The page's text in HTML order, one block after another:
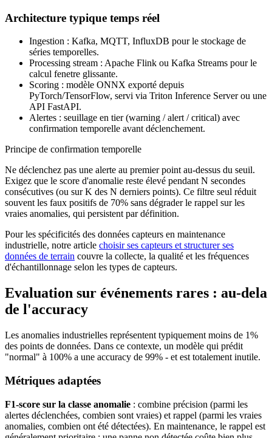
Architecture typique temps réel
Ingestion : Kafka, MQTT, InfluxDB pour le stockage de
séries temporelles.
Processing stream : Apache Flink ou Kafka Streams pour le
calcul fenetre glissante.
Scoring : modèle ONNX exporté depuis
PyTorch/TensorFlow, servi via Triton Inference Server ou une
API FastAPI.
Alertes : seuillage en tier (warning / alert / critical) avec
confirmation temporelle avant déclenchement.
Principe de confirmation temporelle
Ne déclenchez pas une alerte au premier point au-dessus du seuil.
Exigez que le score d'anomalie reste élevé pendant N secondes
consécutives (ou sur K des N derniers points). Ce filtre seul réduit
souvent les faux positifs de 70% sans dégrader le rappel sur les
vraies anomalies, qui persistent par définition.
Pour les spécificités des données capteurs en maintenance
industrielle, notre article choisir ses capteurs et structurer ses
données de terrain couvre la collecte, la qualité et les fréquences
d'échantillonnage selon les types de capteurs.
Evaluation sur événements rares : au-dela
de l'accuracy
Les anomalies industrielles représentent typiquement moins de 1%
des points de données. Dans ce contexte, un modèle qui prédit
"normal" à 100% a une accuracy de 99% - et est totalement inutile.
Métriques adaptées
F1-score sur la classe anomalie : combine précision (parmi les
alertes déclenchées, combien sont vraies) et rappel (parmi les vraies
anomalies, combien ont été détectées). En maintenance, le rappel est